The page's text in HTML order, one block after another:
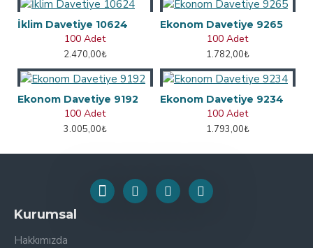
İklim Davetiye 10624
100 Adet
2.470,00₺
Ekonom Davetiye 9265
100 Adet
1.782,00₺
Ekonom Davetiye 9192
100 Adet
3.005,00₺
Ekonom Davetiye 9234
100 Adet
1.793,00₺
Kurumsal
Hakkımızda